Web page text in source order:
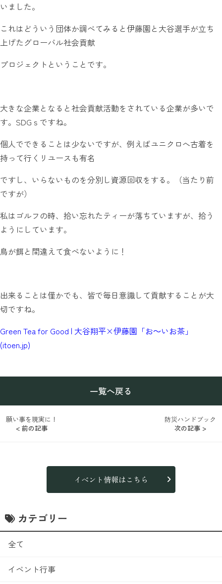
いました。
これはどういう団体か調べてみると伊藤園と大谷選手が立ち
上げたグローバル社会貢献
プロジェクトということです。
大きな企業となると社会貢献活動をされている企業が多いで
す。SDGｓですね。
個人でできることは少ないですが、例えばユニクロへ古着を
持って行くリユースも有名
ですし、いらないものを分別し資源回収をする。（当たり前
ですが）
私はゴルフの時、拾い忘れたティーが落ちていますが、拾う
ようにしています。
鳥が餌と間違えて食べないように！
出来ることは僅かでも、皆で毎日意識して貢献することが大
切ですね。
Green Tea for Good | 大谷翔平×伊藤園「お～いお茶」
(itoen.jp)
< 前の記事
願い事を現実に！
一覧へ戻る
防災ハンドブック
次の記事 >
イベント情報はこちら
カテゴリー
全て
イベント行事